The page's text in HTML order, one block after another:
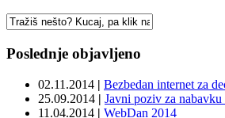
Poslednje objavljeno
02.11.2014 | Bezbedan internet za
25.09.2014 | Javni poziv za nabavku
11.04.2014 | WebDan 2014